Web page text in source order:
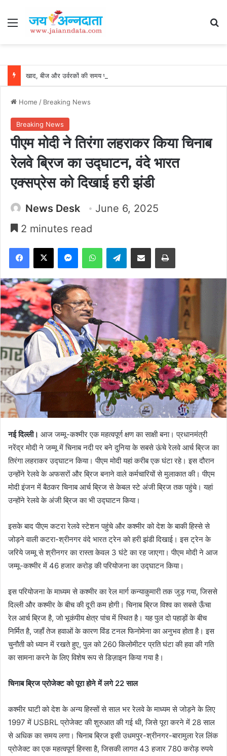
Menu
Home / Breaking News
Breaking News
पीएम मोदी ने तिरंगा लहराकर किया चिनाब
रेलवे ब्रिज का उद्घाटन, वंदे भारत
एक्सप्रेस को दिखाई हरी झंडी
News Desk
June 6, 2025
2 minutes read
Facebook
X MessengerWhatsAppTelegramShare via Email Print
नई दिल्ली। आज जम्मू-कश्मीर एक महत्वपूर्ण क्षण का साक्षी बना। प्रधानमंत्री
नरेंद्र मोदी ने जम्मू में चिनाब नदी पर बने दुनिया के सबसे ऊंचे रेलवे आर्च ब्रिज का
तिरंगा लहराकर उद्घाटन किया। पीएम मोदी यहां करीब एक घंटा रहे। इस दौरान
उन्होंने रेलवे के अफसरों और ब्रिज बनाने वाले कर्मचारियों से मुलाकात की। पीएम
मोदी इंजन में बैठकर चिनाब आर्च ब्रिज से केबल स्टे अंजी ब्रिज तक पहुंचे। यहां
उन्होंने रेलवे के अंजी ब्रिज का भी उद्घाटन किया।
इसके बाद पीएम कटरा रेलवे स्टेशन पहुंचे और कश्मीर को देश के बाकी हिस्से से
जोड़ने वाली कटरा-श्रीनगर वंदे भारत ट्रेन को हरी झंडी दिखाई। इस ट्रेन के
जरिये जम्मू से श्रीनगर का रास्ता केवल 3 घंटे का रह जाएगा। पीएम मोदी ने आज
जम्मू-कश्मीर में 46 हजार करोड़ की परियोजना का उद्घाटन किया।
इस परियोजना के माध्यम से कश्मीर का रेल मार्ग कन्याकुमारी तक जुड़ गया, जिससे
दिल्ली और कश्मीर के बीच की दूरी कम होगी। चिनाब ब्रिज विश्व का सबसे ऊँचा
रेल आर्च ब्रिज है, जो भूकंपीय क्षेत्र पांच में स्थित है। यह पुल दो पहाड़ों के बीच
निर्मित है, जहाँ तेज हवाओं के कारण विंड टनल फिनोमेना का अनुभव होता है। इस
चुनौती को ध्यान में रखते हुए, पुल को 260 किलोमीटर प्रति घंटा की हवा की गति
का सामना करने के लिए विशेष रूप से डिज़ाइन किया गया है।
चिनाब ब्रिज प्रोजेक्ट को पूरा होने में लगे 22 साल
कश्मीर घाटी को देश के अन्य हिस्सों से साल भर रेलवे के माध्यम से जोड़ने के लिए
1997 में USBRL प्रोजेक्ट की शुरुआत की गई थी, जिसे पूरा करने में 28 साल
से अधिक का समय लगा। चिनाब ब्रिज इसी उधमपुर-श्रीनगर-बारामुला रेल लिंक
प्रोजेक्ट का एक महत्वपूर्ण हिस्सा है, जिसकी लागत 43 हजार 780 करोड़ रुपये